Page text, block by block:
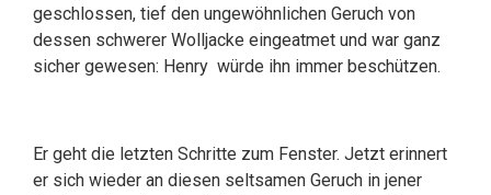
geschlossen, tief den ungewöhnlichen Geruch von
dessen schwerer Wolljacke eingeatmet und war ganz
sicher gewesen: Henry würde ihn immer beschützen.
Er geht die letzten Schritte zum Fenster. Jetzt erinnert
er sich wieder an diesen seltsamen Geruch in jener